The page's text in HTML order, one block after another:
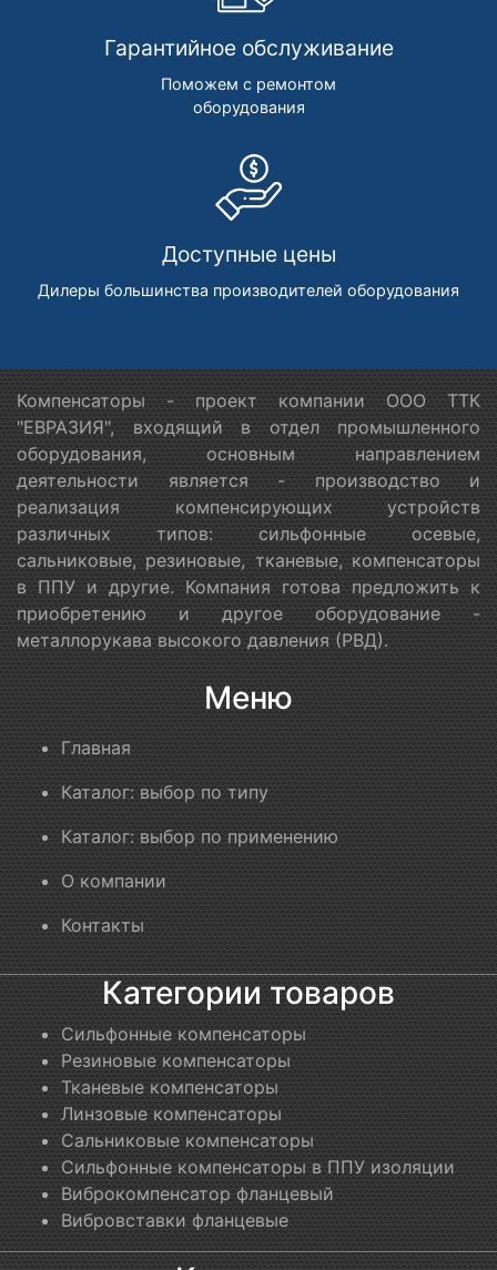
Гарантийное обслуживание
Поможем с ремонтом
оборудования
Доступные цены
Дилеры большинства производителей оборудования
Компенсаторы - проект компании ООО ТТК
"ЕВРАЗИЯ", входящий в отдел промышленного
оборудования, основным направлением
деятельности является - производство и
реализация компенсирующих устройств
различных типов: сильфонные осевые,
сальниковые, резиновые, тканевые, компенсаторы
в ППУ и другие. Компания готова предложить к
приобретению и другое оборудование -
металлорукава высокого давления (РВД).
Меню
Главная
Каталог: выбор по типу
Каталог: выбор по применению
О компании
Контакты
Категории товаров
Сильфонные компенсаторы
Резиновые компенсаторы
Тканевые компенсаторы
Линзовые компенсаторы
Сальниковые компенсаторы
Сильфонные компенсаторы в ППУ изоляции
Виброкомпенсатор фланцевый
Вибровставки фланцевые